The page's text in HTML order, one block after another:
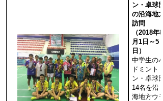
ン・卓球団
の沿海地方
訪問
（2018年8
月1日～5
日）
中学生のバ
ドミント
ン・卓球団
14名を沿
海地方ウラ